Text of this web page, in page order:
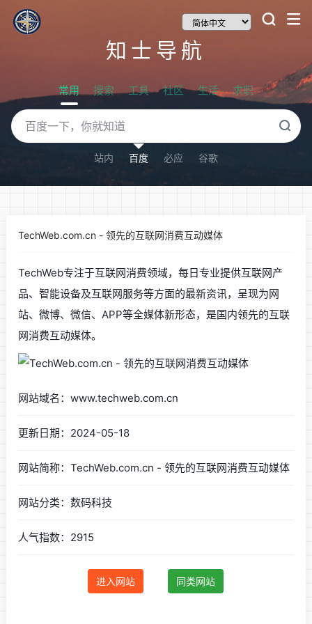
知士导航
常用 搜索 工具 社区 生活 求职
站内 百度 必应 谷歌
TechWeb.com.cn - 领先的互联网消费互动媒体
TechWeb专注于互联网消费领域，每日专业提供互联网产
品、智能设备及互联网服务等方面的最新资讯，呈现为网
站、微博、微信、APP等全媒体新形态，是国内领先的互联
网消费互动媒体。
网站域名：www.techweb.com.cn
更新日期：2024-05-18
网站简称：TechWeb.com.cn - 领先的互联网消费互动媒体
网站分类：数码科技
人气指数：2915
进入网站 同类网站